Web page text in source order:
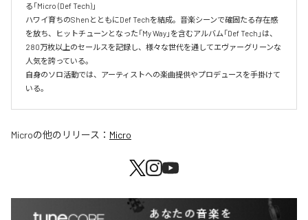
る「Micro (Def Tech)」
ハワイ育ちのShenとともにDef Techを結成。音楽シーンで確固たる存在感
を放ち、ヒットチューンとなった「My Way」を含むアルバム「Def Tech」は、
280万枚以上のセールスを記録し、様々な世代を通してエヴァーグリーンな
人気を誇っている。
自身のソロ活動では、アーティストへの楽曲提供やプロデュースを手掛けて
いる。
Microの他のリリース： Micro